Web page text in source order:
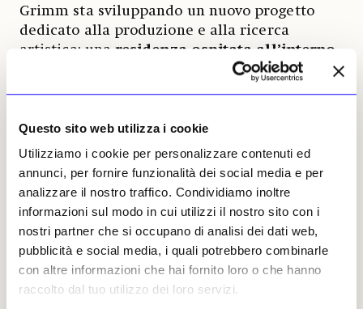
Questo sito web utilizza i cookie
Utilizziamo i cookie per personalizzare contenuti ed
annunci, per fornire funzionalità dei social media e per
analizzare il nostro traffico. Condividiamo inoltre
informazioni sul modo in cui utilizzi il nostro sito con i
nostri partner che si occupano di analisi dei dati web,
pubblicità e social media, i quali potrebbero combinarle
con altre informazioni che hai fornito loro o che hanno
raccolto dal tuo utilizzo dei loro servizi.
Grimm sta sviluppando un nuovo progetto
dedicato alla produzione e alla ricerca
artistica: unaresidenza ospitata all’interno
, una dimora del
curatori e scrittori, la struttura si ispira al
modello della Fondazione Santa Maddalena di
Beatrice Monti della Corte, celebre per il suo
approccio informale e interdisciplinare. Uno
degli aspetti più innovativi dell’iniziativa è
l’apertura alle famiglie dei partecipanti, una
possibilità ancora poco diffusa nei programmi
di residenza artistica e che punta a rendere
l’esperienza più accessibile a chi ha figli.